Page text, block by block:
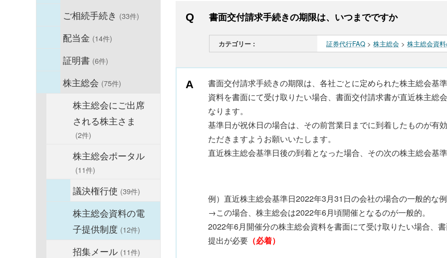
ご相続手続き (33件)
配当金 (14件)
証明書 (6件)
株主総会 (75件)
株主総会にご出席
される株主さま
(2件)
株主総会ポータル
(11件)
議決権行使 (39件)
株主総会資料の電
子提供制度 (12件)
招集メール (11件)
書面交付請求手続きの期限は、いつまでですか
カテゴリー : 証券代行FAQ> 株主総会> 株主総会資
書面交付請求手続きの期限は、各社ごとに定められた株主総会基
資料を書面にて受け取りたい場合、書面交付請求書が直近株主総
なります。
基準日が祝休日の場合は、その前営業日までに到着したものが有
ただきますようお願いいたします。
直近株主総会基準日後の到着となった場合、その次の株主総会基
例）直近株主総会基準日2022年3月31日の会社の場合の一
→この場合、株主総会は2022年6月頃開催となるのが一般的。
2022年6月開催分の株主総会資料を書面にて受け取りたい場合、
提出が必要 （必着）